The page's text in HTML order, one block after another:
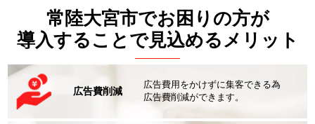
常陸大宮市でお困りの方が
導入することで見込めるメリット
広告費削減
広告費用をかけずに集客できる為
広告費削減ができます。